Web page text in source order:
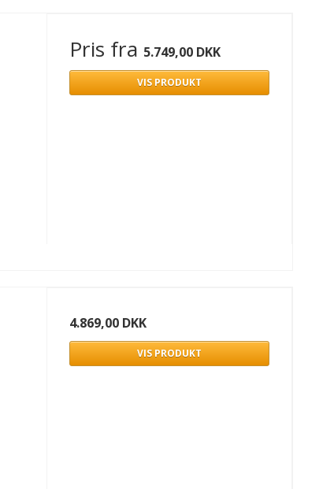
Pris fra 5.749,00 DKK
VIS PRODUKT
4.869,00 DKK
VIS PRODUKT